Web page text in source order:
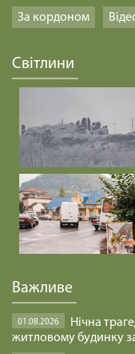
ЩО
За кордоном
Світлини
Важливе
01.08.2026
Нічна
житловому будинку